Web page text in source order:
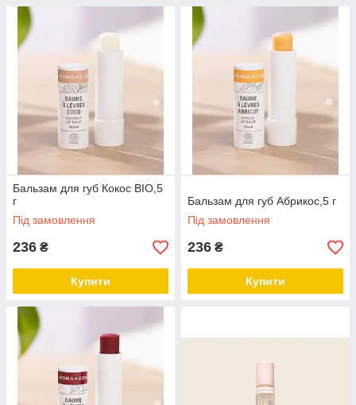
Бальзам для губ Кокос BIO,5
г
Під замовлення
236 ₴
Купити
Бальзам для губ Абрикос,5 г
Під замовлення
236 ₴
Купити